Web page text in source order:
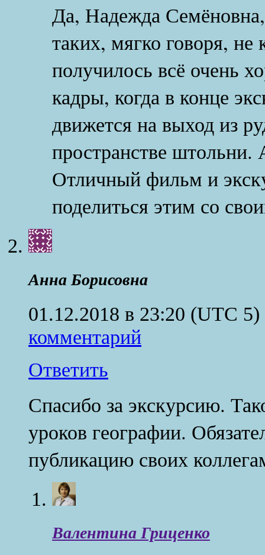
Да, Надежда
таких, мягко говоря,
получилось всё очень
кадры, когда в конце
движется на выход из
пространстве
Отличный фильм и
поделиться этим со
Анна Борисовна
01.12.2018 в 23:20 (UTC 5)
комментарий
Ответить
Спасибо за экскурсию.
уроков географии.
публикацию своих
Валентина Гриценко